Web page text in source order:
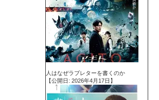
人はなぜラブレターを書くのか
【公開日: 2026年4月17日】